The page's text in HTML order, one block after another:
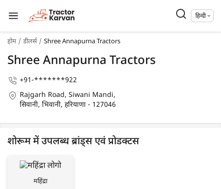
हिन्दी
होम डीलर्स Shree Annapurna Tractors
Shree Annapurna Tractors
+91-*******922
Rajgarh Road, Siwani Mandi,
सिवानी, भिवानी, हरियाणा - 127046
शोरूम में उपलब्ध ब्रांड्स एवं प्रोडक्टस
महिंद्रा